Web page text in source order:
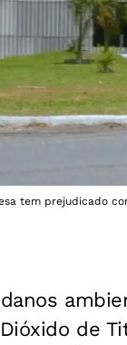
tem prejudicado
de